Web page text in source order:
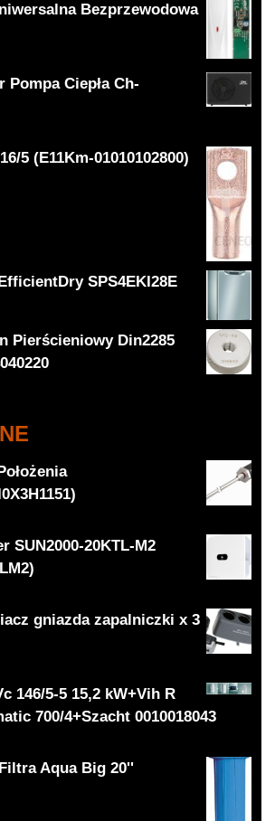
Bezprzewodowa
Pompa Ciepła Ch-
5 (E11Km-01010102800)
SPS4EKI28E
Pierścieniowy Din2285
SUN2000-20KTL-M2
gniazda zapalniczki x 3
146/5-5 15,2 kW+Vih R
700/4+Szacht 0010018043
Aqua Big 20''